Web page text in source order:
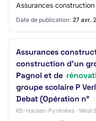
Assurances
Date de publication: 27 avr.
Assurances
construction d'un
Pagnol et de
groupe scolaire P
Debat (Opération n°
65-Hautes-Pyrénées · West